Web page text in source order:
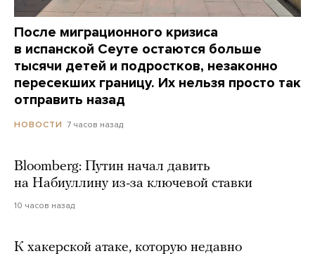
После миграционного кризиса
в испанской Сеуте остаются больше
тысячи детей и подростков, незаконно
пересекших границу. Их нельзя просто так
отправить назад
НОВОСТИ 7 часов назад
Bloomberg: Путин начал давить
на Набиуллину из-за ключевой ставки
10 часов назад
К хакерской атаке, которую недавно